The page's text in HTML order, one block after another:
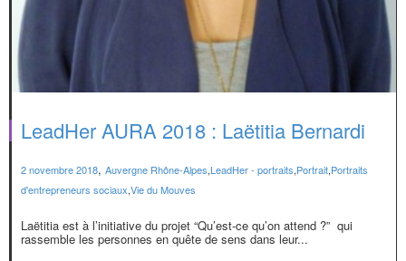
LeadHer AURA 2018 : Laëtitia Bernardi
2 novembre 2018, Auvergne Rhône-Alpes,LeadHer - portraits,Portrait,Portraits
d'entrepreneurs sociaux,Vie du Mouves
Laëtitia est à l’initiative du projet “Qu’est-ce qu’on attend ?” qui
rassemble les personnes en quête de sens dans leur...